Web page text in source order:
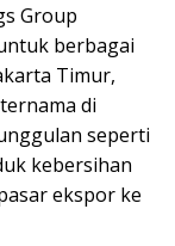
Group
berbagai
Timur,
di
seperti
kebersihan
ekspor ke